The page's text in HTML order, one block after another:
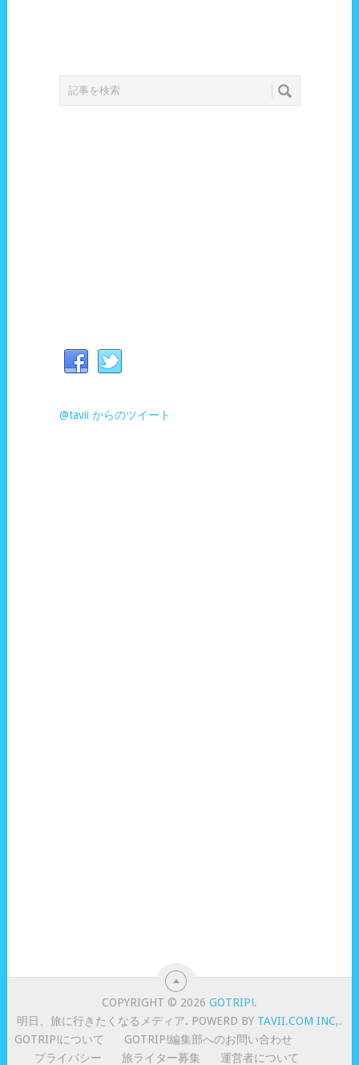
@tavii からのツイート
COPYRIGHT © 2026GOTRIP!.
明日、旅に行きたくなるメディア. POWERD BY TAVII.COM INC,.
GOTRIP!について
GOTRIP!編集部へのお問い合わせ
プライバシー
旅ライター募集 運営者について